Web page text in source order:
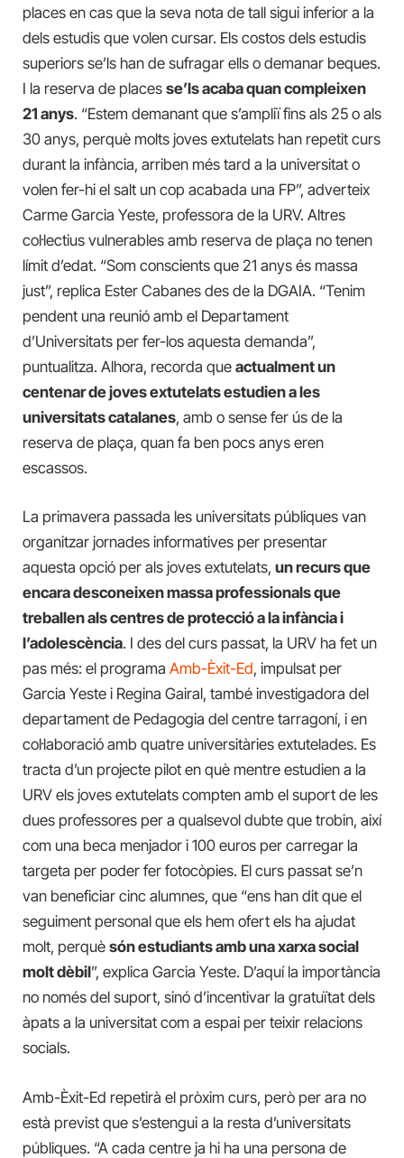
places en cas que la seva nota de tall sigui inferior a la
dels estudis que volen cursar. Els costos dels estudis
superiors se’ls han de sufragar ells o demanar beques.
I la reserva de places se’ls acaba quan compleixen
21 anys. “Estem demanant que s’ampliï fins als 25 o als
30 anys, perquè molts joves extutelats han repetit curs
durant la infància, arriben més tard a la universitat o
volen fer-hi el salt un cop acabada una FP”, adverteix
Carme Garcia Yeste, professora de la URV. Altres
col·lectius vulnerables amb reserva de plaça no tenen
límit d’edat. “Som conscients que 21 anys és massa
just”, replica Ester Cabanes des de la DGAIA. “Tenim
pendent una reunió amb el Departament
d’Universitats per fer-los aquesta demanda”,
puntualitza. Alhora, recorda que actualment un
centenar de joves extutelats estudien a les
universitats catalanes, amb o sense fer ús de la
reserva de plaça, quan fa ben pocs anys eren
escassos.
La primavera passada les universitats públiques van
organitzar jornades informatives per presentar
aquesta opció per als joves extutelats, un recurs que
encara desconeixen massa professionals que
treballen als centres de protecció a la infància i
l’adolescència. I des del curs passat, la URV ha fet un
pas més: el programa Amb-Èxit-Ed, impulsat per
Garcia Yeste i Regina Gairal, també investigadora del
departament de Pedagogia del centre tarragoní, i en
col·laboració amb quatre universitàries extutelades. Es
tracta d’un projecte pilot en què mentre estudien a la
URV els joves extutelats compten amb el suport de les
dues professores per a qualsevol dubte que trobin, així
com una beca menjador i 100 euros per carregar la
targeta per poder fer fotocòpies. El curs passat se’n
van beneficiar cinc alumnes, que “ens han dit que el
seguiment personal que els hem ofert els ha ajudat
molt, perquè són estudiants amb una xarxa social
molt dèbil”, explica Garcia Yeste. D’aquí la importància
no només del suport, sinó d’incentivar la gratuïtat dels
àpats a la universitat com a espai per teixir relacions
socials.
Amb-Èxit-Ed repetirà el pròxim curs, però per ara no
està previst que s’estengui a la resta d’universitats
públiques. “A cada centre ja hi ha una persona de